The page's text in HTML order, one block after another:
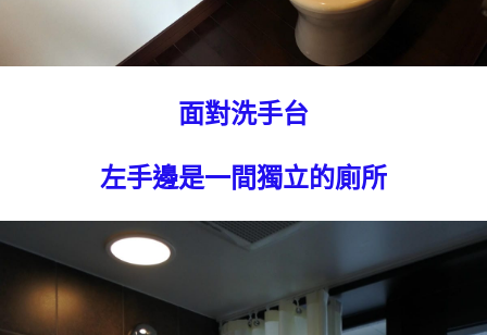
面對洗手台
左手邊是一間獨立的廁所